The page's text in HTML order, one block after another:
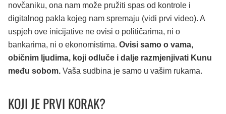
novčaniku, ona nam može pružiti spas od kontrole i
digitalnog pakla kojeg nam spremaju (vidi prvi video). A
uspjeh ove inicijative ne ovisi o političarima, ni o
bankarima, ni o ekonomistima. Ovisi samo o vama,
običnim ljudima, koji odluče i dalje razmjenjivati Kunu
među sobom. Vaša sudbina je samo u vašim rukama.
KOJI JE PRVI KORAK?